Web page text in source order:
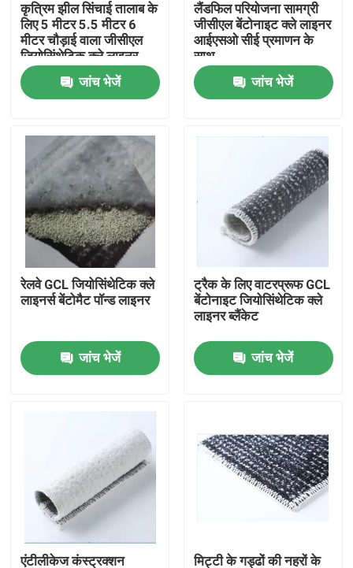
उत्पादों
वीडियो
हमारे बारे में
कारखाना भ्रमण
गुणवत्ता नियंत्रण
जियोसिंथेटिक फैब्रिक
जियोसिंथेटिक मेम्ब्रेन
जियोसिंथेटिक सुदृढीकरण ग्रिड
कृत्रिम झील सिंचाई तालाब के
लिए 5 मीटर 5.5 मीटर 6
मीटर चौड़ाई वाला जीसीएल
जियोसिंथेटिक क्ले लाइनर
जांच भेजें
लैंडफिल परियोजना सामग्री
जीसीएल बेंटोनाइट क्ले लाइनर
आईएसओ सीई प्रमाणन के
साथ
जांच भेजें
रेलवे GCL जियोसिंथेटिक क्ले
लाइनर्स बेंटोमैट पॉन्ड लाइनर
जांच भेजें
ट्रैक के लिए वाटरप्रूफ GCL
बेंटोनाइट जियोसिंथेटिक क्ले
लाइनर ब्लैंकेट
जांच भेजें
एंटीलीकेज कंस्ट्रक्शन मिट्टी के गड्ढों की नहरों के